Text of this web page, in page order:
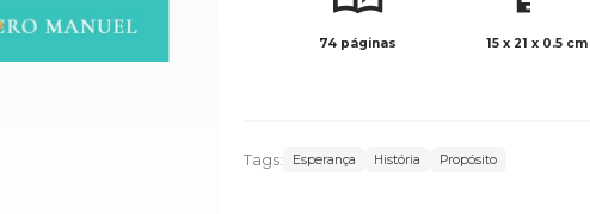
74 páginas 15 x 21 x 0.5 cm
Tags: Esperança História Propósito